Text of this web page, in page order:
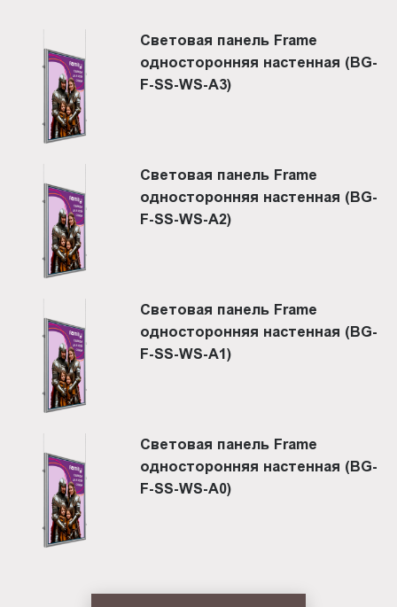
Световая панель Frame
односторонняя настенная (BG-
F-SS-WS-A3)
Световая панель Frame
односторонняя настенная (BG-
F-SS-WS-A2)
Световая панель Frame
односторонняя настенная (BG-
F-SS-WS-A1)
Световая панель Frame
односторонняя настенная (BG-
F-SS-WS-A0)